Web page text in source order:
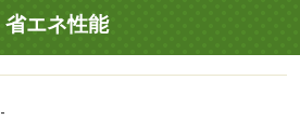
省エネ性能
-